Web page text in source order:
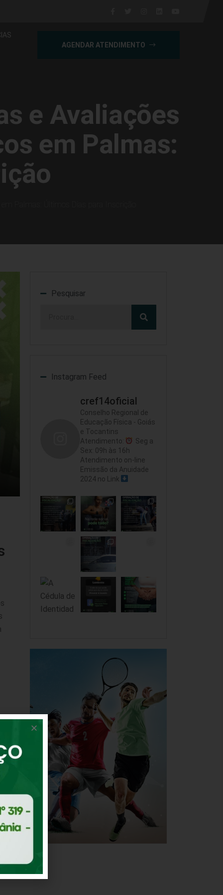
AGENDAR ATENDIMENTO
e Avaliações
em Palmas:
Pesquisar
Instagram Feed
cref14oficial
Conselho Regional de
Educação Física - Goiás
e Tocantins
Atendimento:
Seg a
Sex: 09h às 16h
Atendimento on-line
Emissão da Anuidade
2024 no Link